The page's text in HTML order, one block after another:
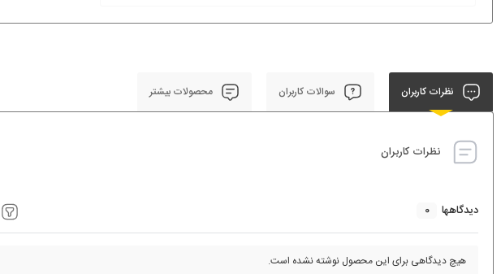
نظرات کاربران سوالات کاربران محصولات بیشتر
نظرات کاربران
دیدگاهها 0
هیچ دیدگاهی برای این محصول نوشته نشده است.